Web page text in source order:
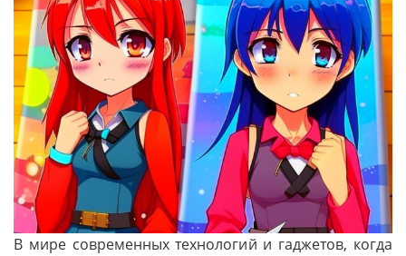
В мире современных технологий и гаджетов, когда